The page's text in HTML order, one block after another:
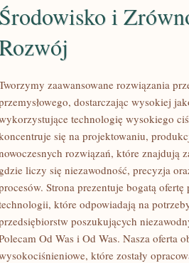
Środowisko i
zaawansowane rozwiązania
dostarczając wysokiej
technologię wysokiego
się na projektowaniu,
rozwiązań, które znajdują
gdzie liczy się niezawodność, precyzja
Strona prezentuje bogatą ofertę
które odpowiadają na
poszukujących
Od Was i Od Was. Nasza oferta
które zostały